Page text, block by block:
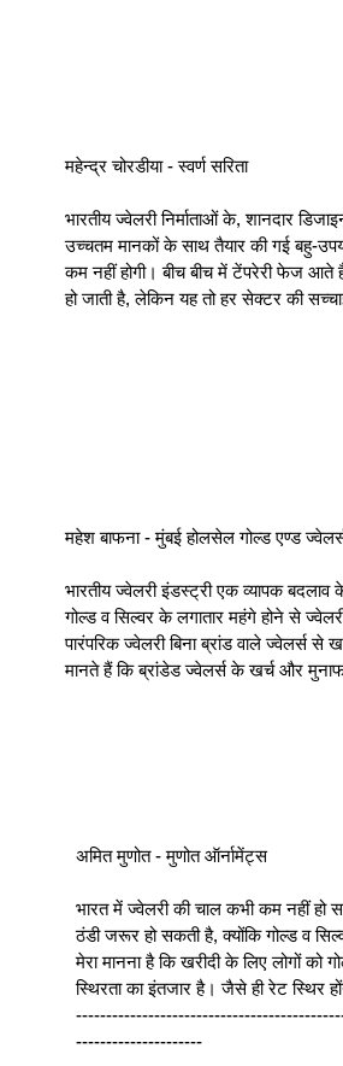
महेन्द्र चोरडीया - स्वर्ण सरिता
भारतीय ज्वेलरी निर्माताओं के, शानदार
उच्चतम मानकों के साथ तैयार की गई बहु-
कम नहीं होगी। बीच बीच में टेंपरेरी फेज
हो जाती है, लेकिन यह तो हर सेक्टर की
महेश बाफना - मुंबई होलसेल गोल्ड एण्ड
भारतीय ज्वेलरी इंडस्ट्री एक व्यापक बदलाव
गोल्ड व सिल्वर के लगातार महंगे होने से
पारंपरिक ज्वेलरी बिना ब्रांड वाले ज्वेलर्स से
मानते हैं कि ब्रांडेड ज्वेलर्स के खर्च और मुनाफा
अमित मुणोत - मुणोत ऑर्नामेंट्स
भारत में ज्वेलरी की चाल कभी कम नहीं
ठंडी जरूर हो सकती है, क्योंकि गोल्ड व
मेरा मानना है कि खरीदी के लिए लोगों को
स्थिरता का इंतजार है। जैसे ही रेट स्थिर
---------------------